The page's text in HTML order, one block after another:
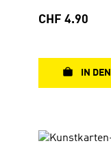
Weise der
Regulärer
CHF 4.90
IN